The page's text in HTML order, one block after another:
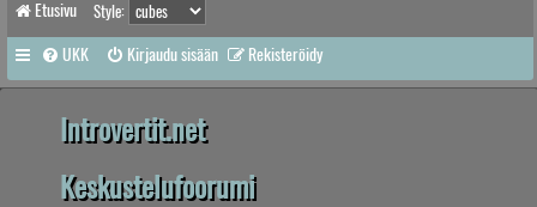
Etusivu Style:
UKK Kirjaudu sisään Rekisteröidy
Introvertit.net
Keskustelufoorumi